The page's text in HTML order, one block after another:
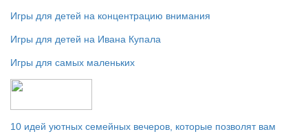
Игры для детей на концентрацию внимания
Игры для детей на Ивана Купала
Игры для самых маленьких
10 идей уютных семейных вечеров, которые позволят вам